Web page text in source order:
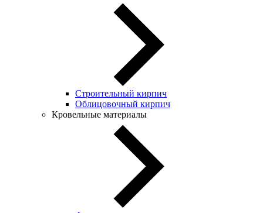
Строительный кирпич
Облицовочный кирпич
Кровельные материалы